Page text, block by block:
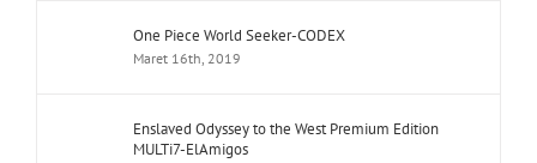
One Piece World Seeker-CODEX
Maret 16th, 2019
Enslaved Odyssey to the West Premium Edition
MULTi7-ElAmigos